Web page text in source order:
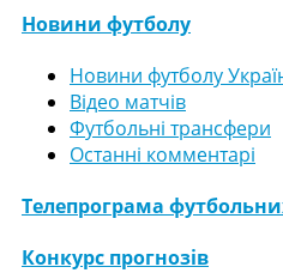
Новини футболу
Новини футболу
Відео матчів
Футбольні трансфери
Останні комментарі
Телепрограма
Конкурс прогнозів